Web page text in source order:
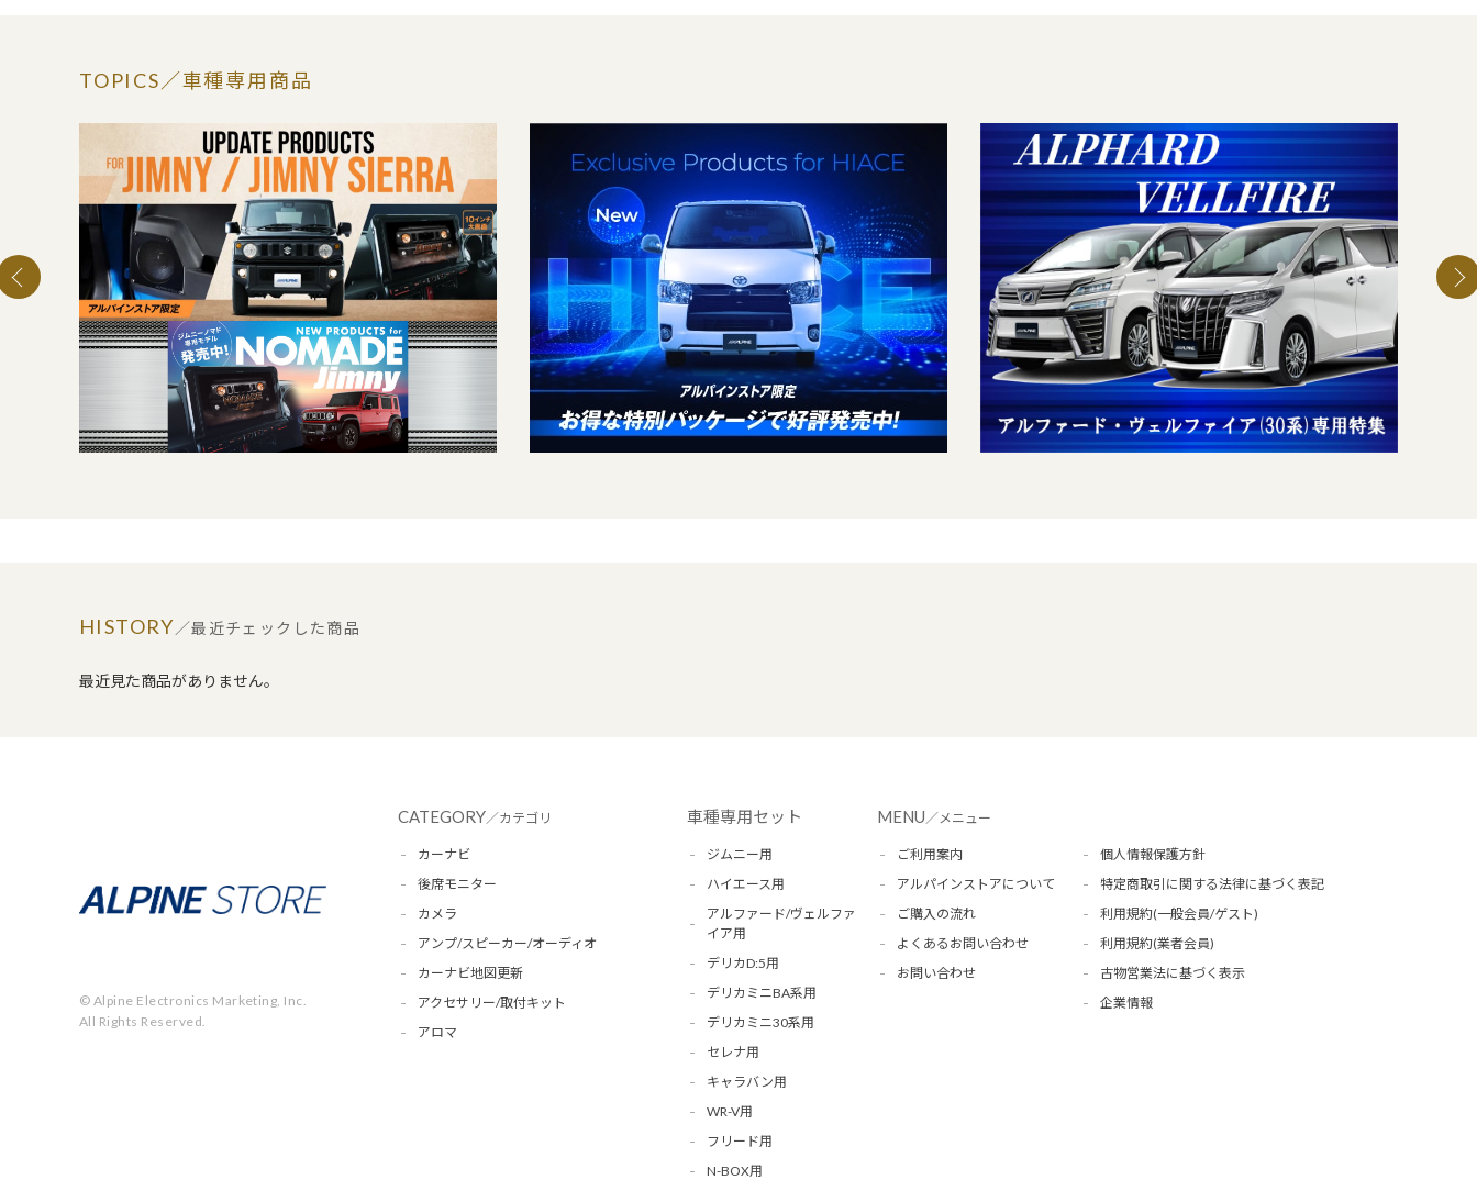
TOPICS ／車種専用商品
HISTORY／最近チェックした商品
最近見た商品がありません。
© Alpine Electronics Marketing, Inc.
All Rights Reserved.
CATEGORY／カテゴリ
カーナビ
後席モニター
カメラ
アンプ/スピーカー/オーディオ
カーナビ地図更新
アクセサリー/取付キット
アロマ
車種専用セット
ジムニー用
ハイエース用
アルファード/ヴェルファ
イア用
デリカD:5用
デリカミニBA系用
デリカミニ30系用
セレナ用
キャラバン用
WR-V用
フリード用
N-BOX用
MENU／メニュー
ご利用案内
アルパインストアについて
ご購入の流れ
よくあるお問い合わせ
お問い合わせ
個人情報保護方針
特定商取引に関する法律に基づく表記
利用規約(一般会員/ゲスト)
利用規約(業者会員)
古物営業法に基づく表示
企業情報